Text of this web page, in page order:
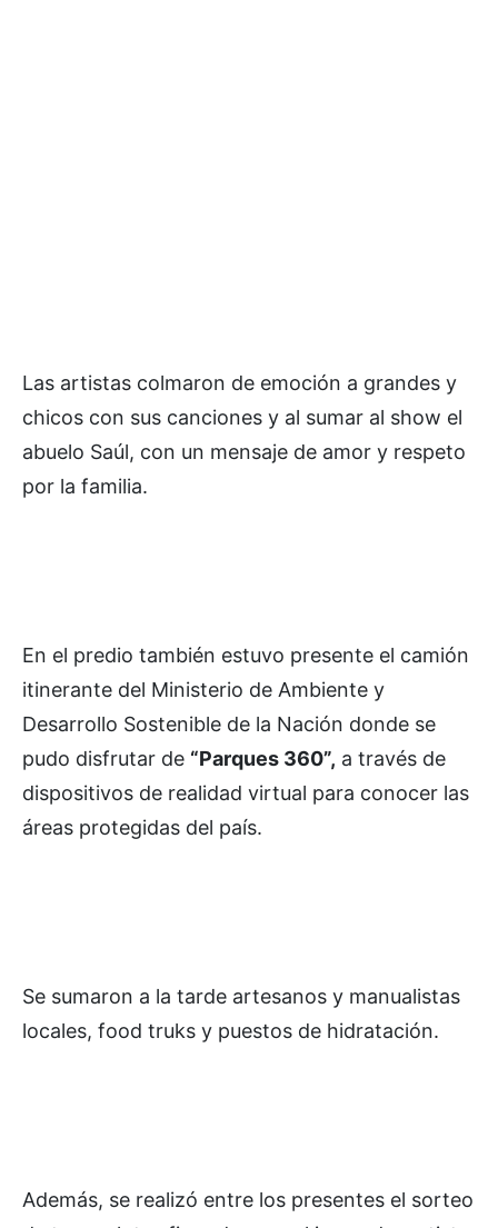
Las artistas colmaron de emoción a grandes y
chicos con sus canciones y al sumar al show el
abuelo Saúl, con un mensaje de amor y respeto
por la familia.
En el predio también estuvo presente el camión
itinerante del Ministerio de Ambiente y
Desarrollo Sostenible de la Nación donde se
pudo disfrutar de “Parques 360”, a través de
dispositivos de realidad virtual para conocer las
áreas protegidas del país.
Se sumaron a la tarde artesanos y manualistas
locales, food truks y puestos de hidratación.
Además, se realizó entre los presentes el sorteo